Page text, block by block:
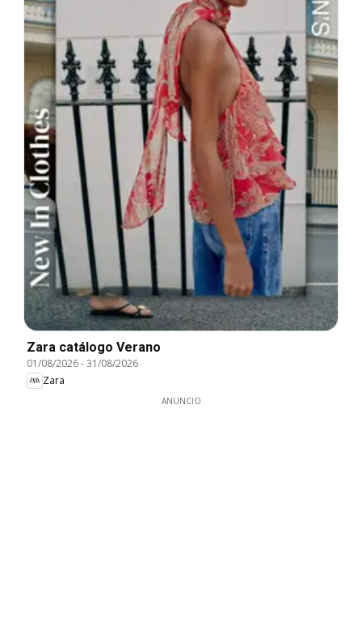
Zara catálogo Verano
01/08/2026-31/08/2026
Zara
ANUNCIO